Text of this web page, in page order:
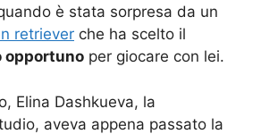
è stata sorpresa da un
retriever che ha scelto il
opportuno per giocare con lei.
Elina Dashkueva, la
aveva appena passato la